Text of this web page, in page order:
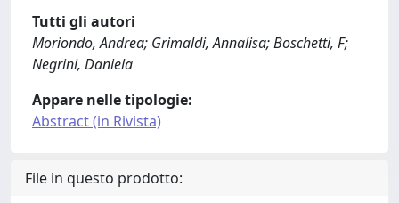
Tutti gli autori
Moriondo, Andrea; Grimaldi, Annalisa; Boschetti, F;
Negrini, Daniela
Appare nelle tipologie:
Abstract (in Rivista)
File in questo prodotto: